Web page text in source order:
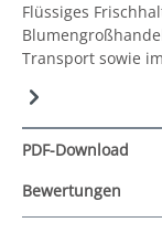
Flüssiges
Transport sowie
PDF-Download
Bewertungen